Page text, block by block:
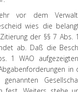
vor dem
wies die
der §§ 7 Abs.
ab. Daß die
1 WAO
in